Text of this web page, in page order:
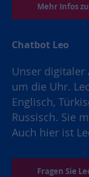
Mehr Infos
Chatbot Leo
Unser digitaler
um die Uhr.
Englisch,
Russisch. Sie
Auch hier ist
Fragen Sie